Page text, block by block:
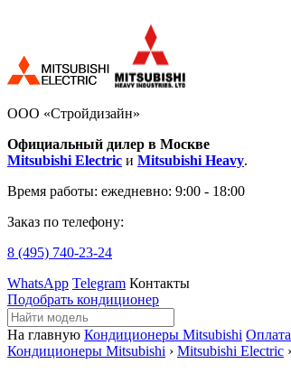
ООО «Стройдизайн»
Официальный дилер в Москве
Mitsubishi Electric и Mitsubishi Heavy.
Время работы: ежедневно: 9:00 - 18:00
Заказ по телефону:
8 (495) 740-23-24
WhatsApp Telegram Контакты
Подобрать кондиционер
На главную Кондиционеры Mitsubishi
Кондиционеры Mitsubishi › Mitsubishi Electric ›